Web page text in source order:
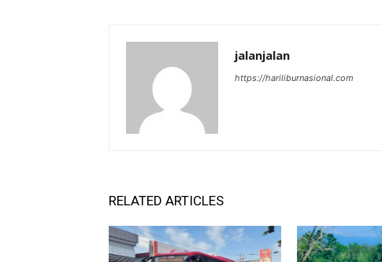
jalanjalan
https://hariliburnasional.com
RELATED ARTICLES